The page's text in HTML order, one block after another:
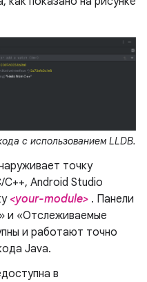
с использованием LLDB.
точку
Android Studio
<your-module> . Панели
и «Отслеживаемые
и работают точно
Java.
в